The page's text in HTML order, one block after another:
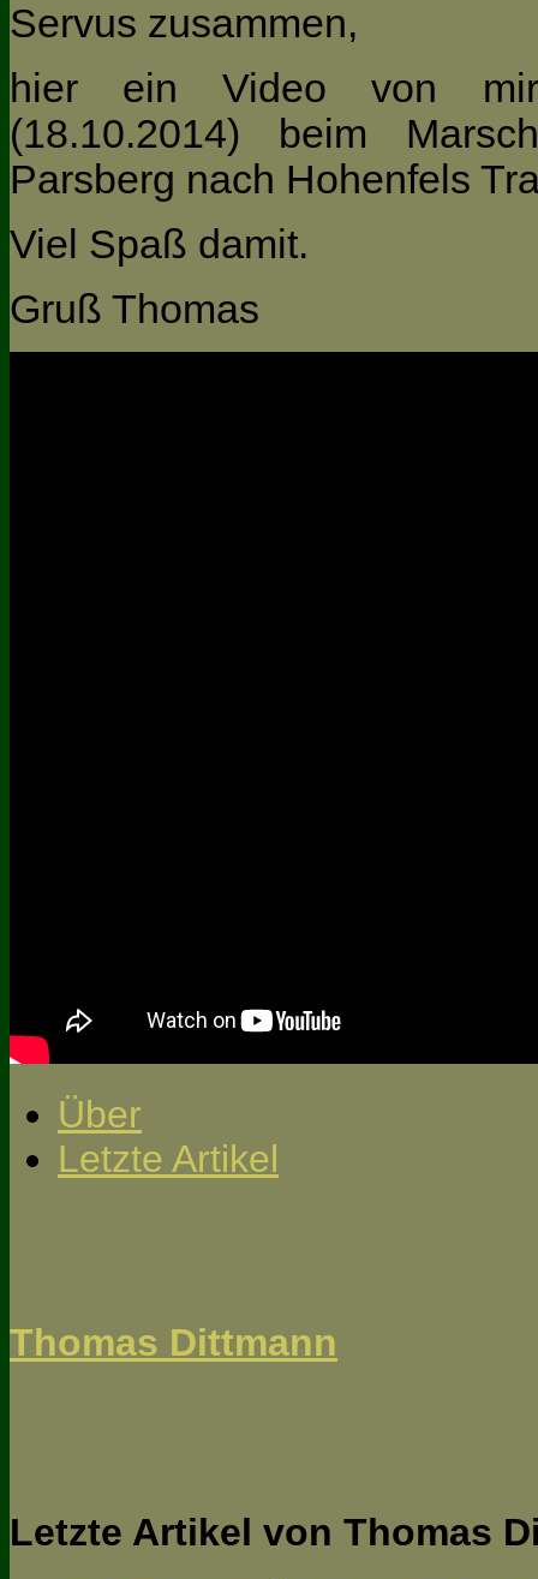
Servus zusammen,
hier ein Video von
(18.10.2014) beim
Parsberg nach Hohenfels
Viel Spaß damit.
Gruß Thomas
Über
Letzte Artikel
Thomas Dittmann
Letzte Artikel von Thomas